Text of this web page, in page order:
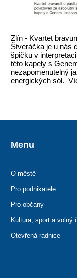
Zlín - Kvartet
Štveráčka je u nás
špičku v
této kapely s
nezapomenutelný
energických sól.
Menu
O městě
Pro podnikatele
Pro občany
Kultura, sport a volný
Otevřená radnice